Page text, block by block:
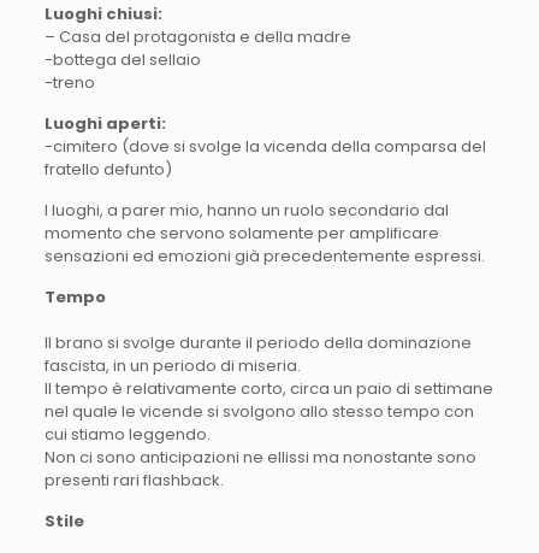
Luoghi chiusi:
– Casa del protagonista e della madre
-bottega del sellaio
-treno
Luoghi aperti:
-cimitero (dove si svolge la vicenda della comparsa del
fratello defunto)
I luoghi, a parer mio, hanno un ruolo secondario dal
momento che servono solamente per amplificare
sensazioni ed emozioni già precedentemente espressi.
Tempo
Il brano si svolge durante il periodo della dominazione
fascista, in un periodo di miseria.
Il tempo è relativamente corto, circa un paio di settimane
nel quale le vicende si svolgono allo stesso tempo con
cui stiamo leggendo.
Non ci sono anticipazioni ne ellissi ma nonostante sono
presenti rari flashback.
Stile